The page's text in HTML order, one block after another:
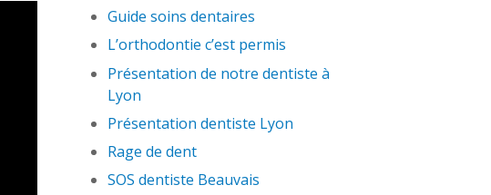
Guide soins dentaires
L’orthodontie c’est permis
Présentation de notre dentiste à
Lyon
Présentation dentiste Lyon
Rage de dent
SOS dentiste Beauvais